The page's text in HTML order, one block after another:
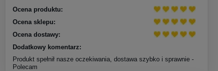
Ocena produktu:
Ocena sklepu:
Ocena dostawy:
Dodatkowy komentarz:
Produkt spełnił nasze oczekiwania, dostawa szybko i sprawnie -
Polecam